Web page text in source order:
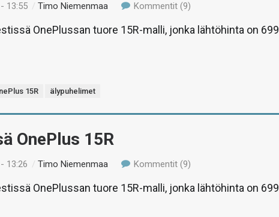
13:55 /Timo Niemenmaa Kommentit (9)
OnePlussan tuore 15R-malli, jonka lähtöhinta on 699
15R älypuhelimet
OnePlus 15R
13:26 /Timo Niemenmaa Kommentit (9)
OnePlussan tuore 15R-malli, jonka lähtöhinta on 699